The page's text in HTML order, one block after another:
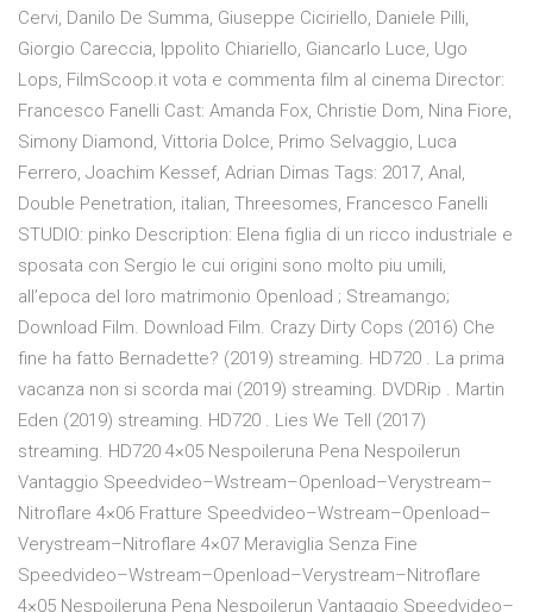
Cervi, Danilo De Summa, Giuseppe Ciciriello, Daniele Pilli,
Giorgio Careccia, Ippolito Chiariello, Giancarlo Luce, Ugo
Lops, FilmScoop.it vota e commenta film al cinema Director:
Francesco Fanelli Cast: Amanda Fox, Christie Dom, Nina Fiore,
Simony Diamond, Vittoria Dolce, Primo Selvaggio, Luca
Ferrero, Joachim Kessef, Adrian Dimas Tags: 2017, Anal,
Double Penetration, italian, Threesomes, Francesco Fanelli
STUDIO: pinko Description: Elena figlia di un ricco industriale e
sposata con Sergio le cui origini sono molto piu umili,
all’epoca del loro matrimonio Openload ; Streamango;
Download Film. Download Film. Crazy Dirty Cops (2016) Che
fine ha fatto Bernadette? (2019) streaming. HD720 . La prima
vacanza non si scorda mai (2019) streaming. DVDRip . Martin
Eden (2019) streaming. HD720 . Lies We Tell (2017)
streaming. HD720 4×05 Nespoileruna Pena Nespoilerun
Vantaggio Speedvideo–Wstream–Openload–Verystream–
Nitroflare 4×06 Fratture Speedvideo–Wstream–Openload–
Verystream–Nitroflare 4×07 Meraviglia Senza Fine
Speedvideo–Wstream–Openload–Verystream–Nitroflare
4×05 Nespoileruna Pena Nespoilerun Vantaggio Speedvideo–